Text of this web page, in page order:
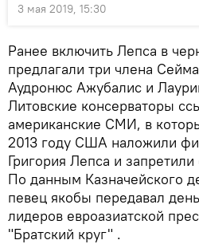
3 мая 2019, 15:30
Ранее включить Лепса в
предлагали три члена
Аудронюс Ажубалис и
Литовские консерваторы
американские СМИ, в
2013 году США наложили
Григория Лепса и
По данным Казначейского
певец якобы передавал
лидеров евроазиатской
"Братский круг" .